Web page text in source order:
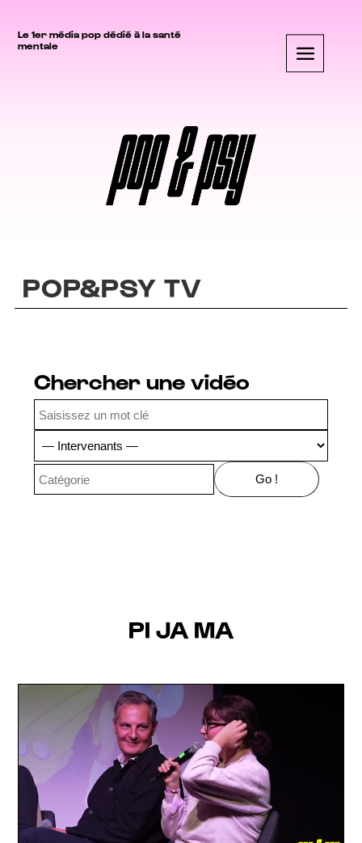
Le 1er média pop dédié à la santé
mentale
POP&PSY TV
Chercher une vidéo
PI JA MA